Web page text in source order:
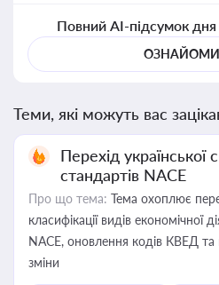
Повний AI-підсумок дня
Теми, які можуть вас
Перехід
стандартів NACE
Про що тема: Тема охоплює
класифікації видів економічної
NACE, оновлення кодів КВЕД та
зміни